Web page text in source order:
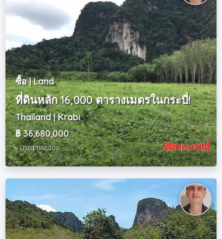
ซื้อ | Land
ที่ดินหลัก 16,000 ตารางเมตรในกระบี่!
Thailand | Krabi
฿ 36,680,000
~ USD$ 1,107,000